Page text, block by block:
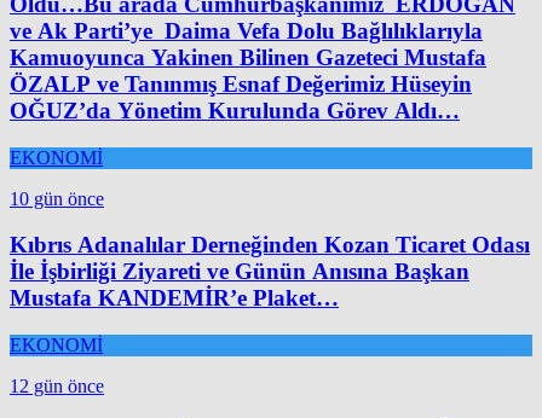
ve Ak Parti’ye Daima Vefa Dolu Bağlılıklarıyla
Kamuoyunca Yakinen Bilinen Gazeteci Mustafa
ÖZALP ve Tanınmış Esnaf Değerimiz Hüseyin
OĞUZ’da Yönetim Kurulunda Görev Aldı…
EKONOMİ
10 gün önce
Kıbrıs Adanalılar Derneğinden Kozan Ticaret Odası
İle İşbirliği Ziyareti ve Günün Anısına Başkan
Mustafa KANDEMİR’e Plaket…
EKONOMİ
12 gün önce